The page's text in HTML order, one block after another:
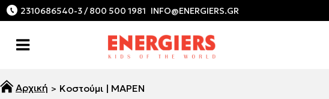
2310686540-3 / 800 500 1981
Κοστούμι | ΜΑΡΕΝ